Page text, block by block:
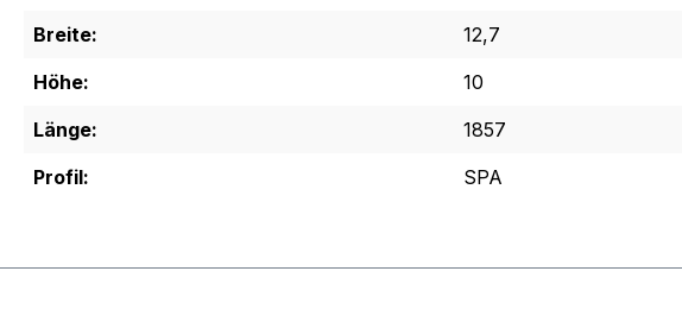
Breite:
12,7
Höhe:
10
Länge:
1857
Profil:
SPA